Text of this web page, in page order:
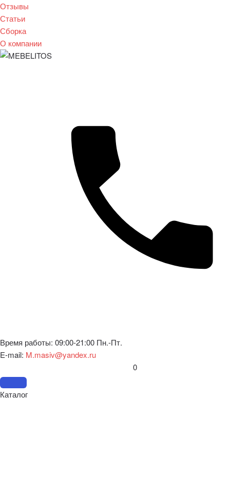
Отзывы
Статьи
Сборка
О компании
Время работы: 09:00-21:00 Пн.-Пт.
E-mail: M.masiv@yandex.ru
0
Каталог